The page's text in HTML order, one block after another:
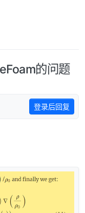
的问题
登录后回复